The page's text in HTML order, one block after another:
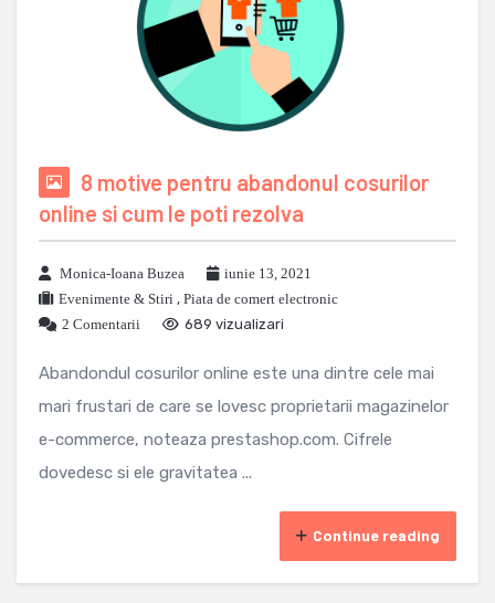
8 motive pentru abandonul cosurilor
online si cum le poti rezolva
Monica-Ioana Buzea
iunie 13, 2021
Evenimente & Stiri , Piata de comert electronic
2 Comentarii
689 vizualizari
Abandondul cosurilor online este una dintre cele mai
mari frustari de care se lovesc proprietarii magazinelor
e-commerce, noteaza prestashop.com. Cifrele
dovedesc si ele gravitatea ...
Continue reading